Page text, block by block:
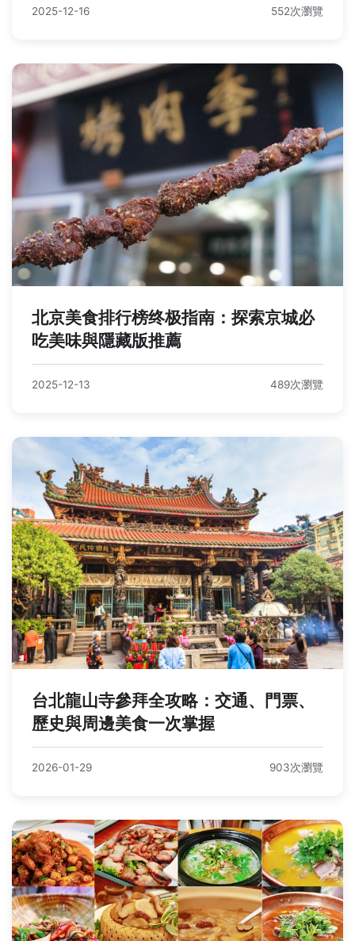
2025-12-16 552次瀏覽
北京美食排行榜终极指南：探索京城必
吃美味與隱藏版推薦
2025-12-13 489次瀏覽
台北龍山寺參拜全攻略：交通、門票、
歷史與周邊美食一次掌握
2026-01-29 903次瀏覽